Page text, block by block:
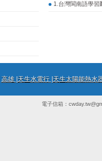
1.台灣閩南語學習
高雄 |天生水電行 |天生太陽能熱水
電子信箱：